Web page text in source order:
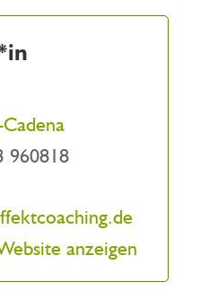
960818
anzeigen